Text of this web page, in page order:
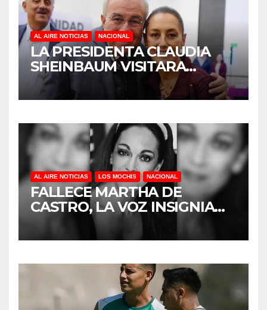
AL AIRE NOTICIAS NACIONAL
LA PRESIDENTA CLAUDIA
SHEINBAUM VISITARA
SINALOA
AL AIRE NOTICIAS LOS MOCHIS NACIONAL
FALLECE MARTHA DE
CASTRO, LA VOZ INSIGNIA
DE LA RADIO
CONTEMPORÁNEA EN LOS